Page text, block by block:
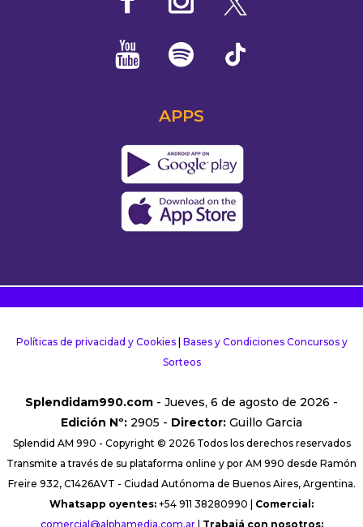
APPS
Políticas de privacidad y Cookies| Bases y Condiciones Concursos y
Sorteos
Splendidam990.com - Jueves, 6 de agosto de 2026 -
Edición Nº: 2905 - Director: Guillo Garcia
Splendid AM 990 - Copyright © 2026 Todos los derechos reservados
Transmite a través de su plataforma online y por AM 990 desde Ramón
Freire 932, C1426AVT - Ciudad Autónoma de Buenos Aires, Argentina.
Whatsapp oyentes: +54 911 38280990 | Comercial:
comercial@alphamedia.com.ar| Trabajá con nosotros: